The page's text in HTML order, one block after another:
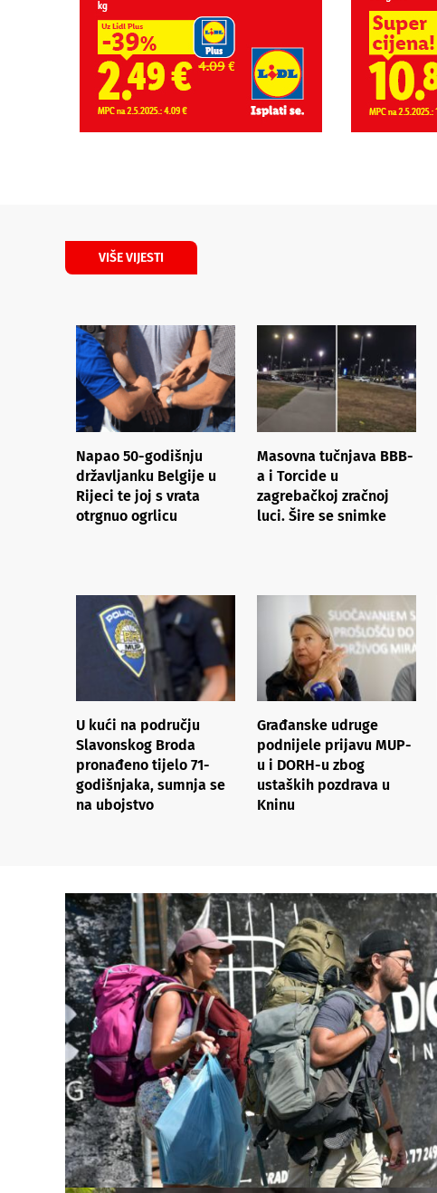
VIŠE VIJESTI
Napao 50-godišnju
državljanku Belgije u
Rijeci te joj s vrata
otrgnuo ogrlicu
Masovna tučnjava BBB-
a i Torcide u
zagrebačkoj zračnoj
luci. Šire se snimke
U kući na području
Slavonskog Broda
pronađeno tijelo 71-
godišnjaka, sumnja se
na ubojstvo
Građanske udruge
podnijele prijavu MUP-
u i DORH-u zbog
ustaških pozdrava u
Kninu